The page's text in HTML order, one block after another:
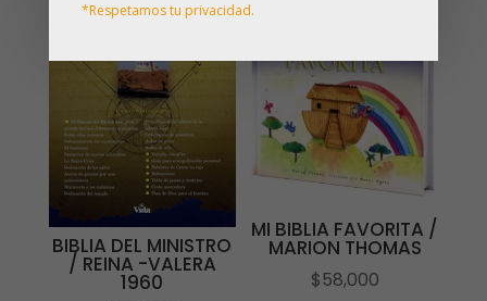
BIBLIA DEL MINISTRO
/ REINA -VALERA
1960
MI BIBLIA FAVORITA /
MARION THOMAS
$58,000
*Respetamos tu privacidad.